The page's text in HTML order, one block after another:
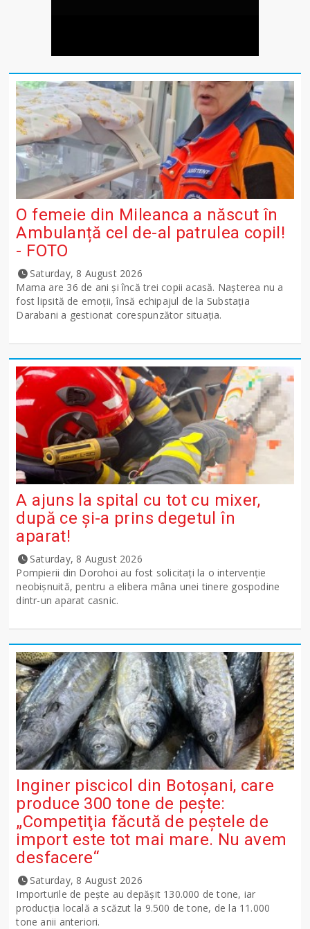
O femeie din Mileanca a născut în
Ambulanță cel de-al patrulea copil!
- FOTO
Saturday, 8 August 2026
Mama are 36 de ani și încă trei copii acasă. Nașterea nu a
fost lipsită de emoții, însă echipajul de la Substația
Darabani a gestionat corespunzător situația.
A ajuns la spital cu tot cu mixer,
după ce și-a prins degetul în
aparat!
Saturday, 8 August 2026
Pompierii din Dorohoi au fost solicitați la o intervenție
neobișnuită, pentru a elibera mâna unei tinere gospodine
dintr-un aparat casnic.
Inginer piscicol din Botoşani, care
produce 300 tone de peşte:
„Competiţia făcută de peştele de
import este tot mai mare. Nu avem
desfacere“
Saturday, 8 August 2026
Importurile de peşte au depăşit 130.000 de tone, iar
producţia locală a scăzut la 9.500 de tone, de la 11.000
tone anii anteriori.